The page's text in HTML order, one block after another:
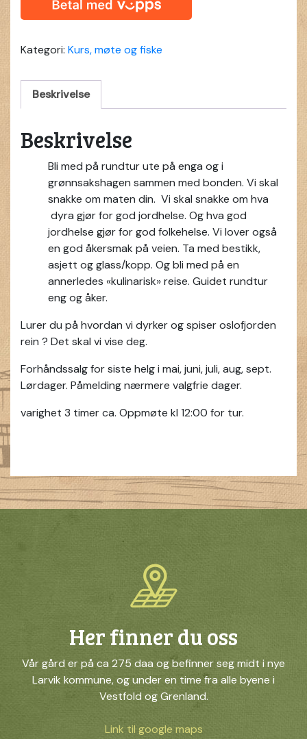
(barn)
quantity
Kategori: Kurs, møte og fiske
Beskrivelse
Beskrivelse
Bli med på rundtur ute på enga og i
grønnsakshagen sammen med bonden. Vi skal
snakke om maten din. Vi skal snakke om hva
dyra gjør for god jordhelse. Og hva god
jordhelse gjør for god folkehelse. Vi lover også
en god åkersmak på veien. Ta med bestikk,
asjett og glass/kopp. Og bli med på en
annerledes «kulinarisk» reise. Guidet rundtur
eng og åker.
Lurer du på hvordan vi dyrker og spiser oslofjorden
rein ? Det skal vi vise deg.
Forhåndssalg for siste helg i mai, juni, juli, aug, sept.
Lørdager. Påmelding nærmere valgfrie dager.
varighet 3 timer ca. Oppmøte kl 12:00 for tur.
Her finner du oss
Vår gård er på ca 275 daa og befinner seg midt i nye
Larvik kommune, og under en time fra alle byene i
Vestfold og Grenland.
Link til google maps